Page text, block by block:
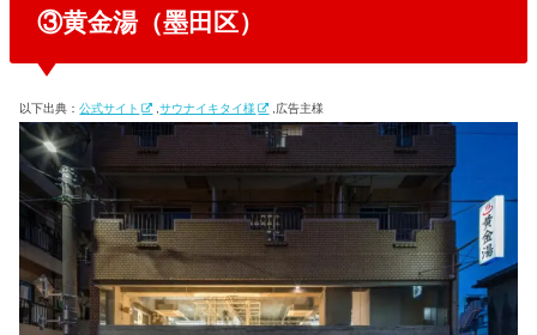
③黄金湯（墨田区）
以下出典：公式サイト ,サウナイキタイ様 ,広告主様